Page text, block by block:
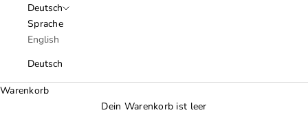
Deutsch
Sprache
English
Deutsch
Warenkorb
Dein Warenkorb ist leer